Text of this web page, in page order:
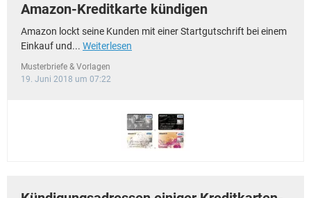
Amazon-Kreditkarte kündigen
Amazon lockt seine Kunden mit einer Startgutschrift bei einem
Einkauf und... Weiterlesen
Musterbriefe & Vorlagen
19. Juni 2018 um 07:22